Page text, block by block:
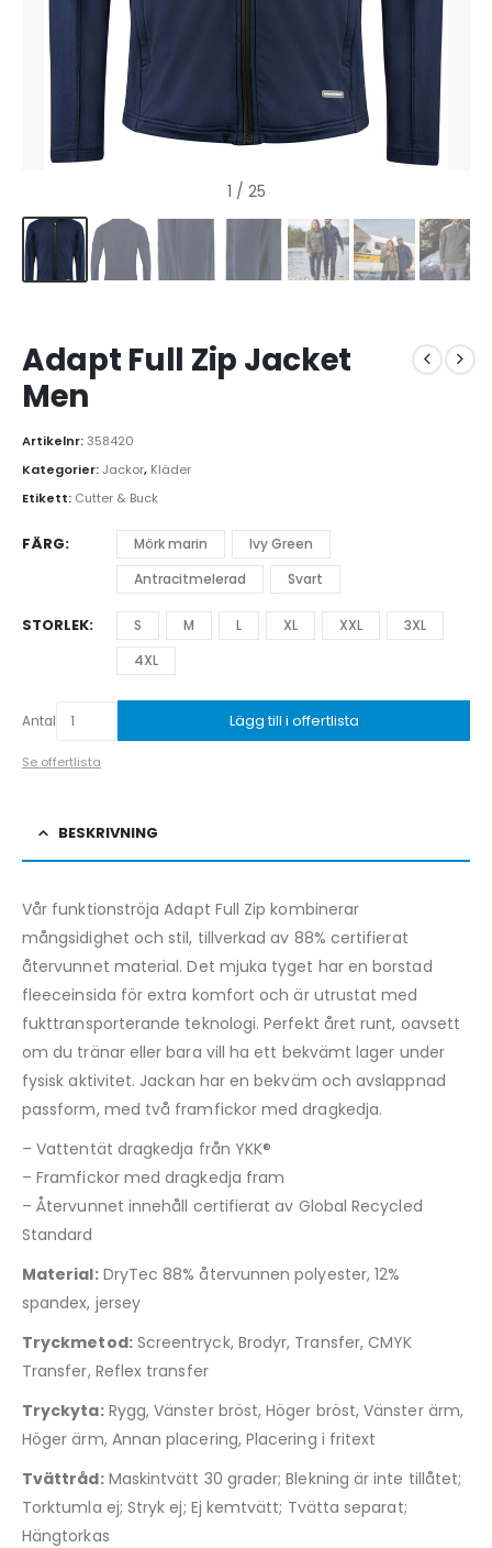
1 / 25
Adapt Full Zip Jacket
Men
Artikelnr:358420
Kategorier:Jackor, Kläder
Etikett: Cutter & Buck
FÄRG Mörk marin
Ivy Green
Antracitmelerad
Svart
STORLEK S M L XL XXL
3XL
4XL
Antal Lägg till i offertlista
Se offertlista
BESKRIVNING
Vår funktionströja Adapt Full Zip kombinerar
mångsidighet och stil, tillverkad av 88% certifierat
återvunnet material. Det mjuka tyget har en borstad
fleeceinsida för extra komfort och är utrustat med
fukttransporterande teknologi. Perfekt året runt, oavsett
om du tränar eller bara vill ha ett bekvämt lager under
fysisk aktivitet. Jackan har en bekväm och avslappnad
passform, med två framfickor med dragkedja.
– Vattentät dragkedja från YKK®
– Framfickor med dragkedja fram
– Återvunnet innehåll certifierat av Global Recycled
Standard
Material:DryTec 88% återvunnen polyester, 12%
spandex, jersey
Tryckmetod:Screentryck, Brodyr, Transfer, CMYK
Transfer, Reflex transfer
Tryckyta:Rygg, Vänster bröst, Höger bröst, Vänster ärm,
Höger ärm, Annan placering, Placering i fritext
Tvättråd:Maskintvätt 30 grader; Blekning är inte tillåtet;
Torktumla ej; Stryk ej; Ej kemtvätt; Tvätta separat;
Hängtorkas